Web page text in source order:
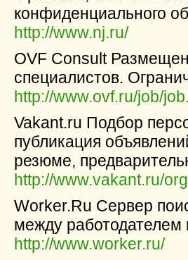
конфиденциального
http://www.nj.ru/
OVF Consult
специалистов.
http://www.ovf.ru/job/
Vakant.ru Подбор
публикация
резюме,
http://www.vakant.ru/
Worker.Ru Cервер
между работодателем
http://www.worker.ru/